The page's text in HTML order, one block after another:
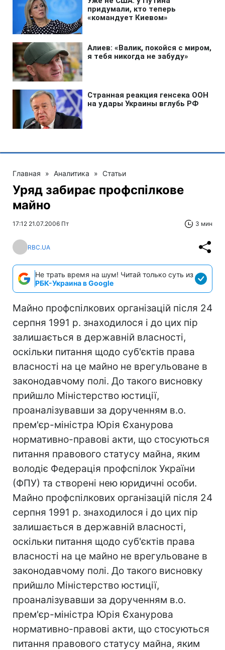
Главная » Аналитика » Статьи
Уряд забирає профспілкове
майно
17:12 21.07.2006 Пт 3 мин
RBC.UA
Не трать время на шум! Читай только суть из
РБК-Украина в Google
Майно профспілкових організацій після 24
серпня 1991 р. знаходилося і до цих пір
залишається в державній власності,
оскільки питання щодо суб'єктів права
власності на це майно не врегульоване в
законодавчому полі. До такого висновку
прийшло Міністерство юстиції,
проаналізувавши за дорученням в.о.
прем'єр-міністра Юрія Єханурова
нормативно-правові акти, що стосуються
питання правового статусу майна, яким
володіє Федерація профспілок України
(ФПУ) та створені нею юридичні особи.
Майно профспілкових організацій після 24
серпня 1991 р. знаходилося і до цих пір
залишається в державній власності,
оскільки питання щодо суб'єктів права
власності на це майно не врегульоване в
законодавчому полі. До такого висновку
прийшло Міністерство юстиції,
проаналізувавши за дорученням в.о.
прем'єр-міністра Юрія Єханурова
нормативно-правові акти, що стосуються
питання правового статусу майна, яким